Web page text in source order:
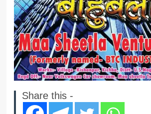
Share this -